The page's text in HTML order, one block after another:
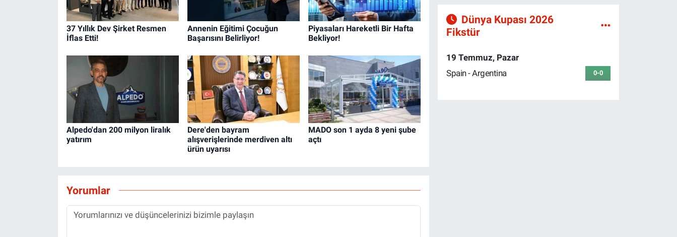
37 Yıllık Dev Şirket Resmen
İflas Etti!
Annenin Eğitimi Çocuğun
Başarısını Belirliyor!
Piyasaları Hareketli Bir Hafta
Bekliyor!
Alpedo'dan 200 milyon liralık
yatırım
Dere'den bayram
alışverişlerinde merdiven altı
ürün uyarısı
MADO son 1 ayda 8 yeni şube
açtı
Yorumlar
Dünya Kupası 2026
Fikstür
19 Temmuz, Pazar
Spain - Argentina
0-0